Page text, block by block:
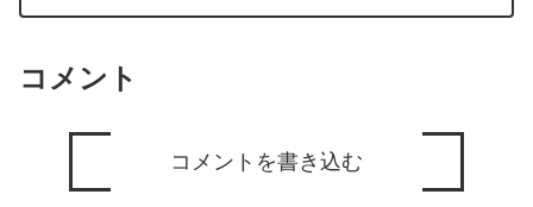
コメント
コメントを書き込む